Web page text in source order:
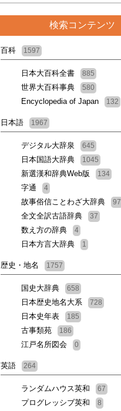
検索コンテンツ
百科 1597
日本大百科全書 885
世界大百科事典 580
Encyclopedia of Japan 132
日本語 1967
デジタル大辞泉 645
日本国語大辞典 1045
新選漢和辞典Web版 134
字通 4
故事俗信ことわざ大辞典 97
全文全訳古語辞典 37
数え方の辞典 4
日本方言大辞典 1
歴史・地名 1757
国史大辞典 658
日本歴史地名大系 728
日本史年表 185
古事類苑 186
江戸名所図会 0
英語 264
ランダムハウス英和 67
プログレッシブ英和 8